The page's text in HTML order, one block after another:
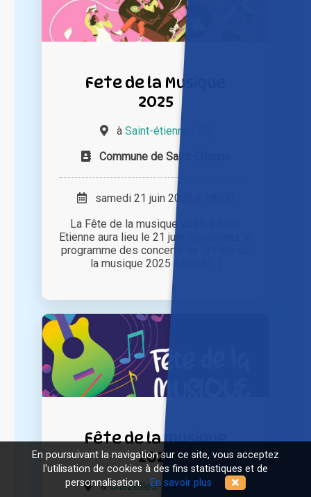
Fete de la Musique
2025
à Saint-étienne (42)
Commune de Saint-Etienne
samedi 21 juin 2025 à 18h00
La Fête de la musique 2025 à Saint
Etienne aura lieu le 21 juin: découvrez le
programme des concerts de la Fête de
la musique 2025 à Saint [...]
Fête de la musique
2025
àChazelles-Sur-Lyon (42)
En poursuivant la navigation sur ce site, vous acceptez
l'utilisation de cookies à des fins statistiques et de
personnalisation.En savoir plus